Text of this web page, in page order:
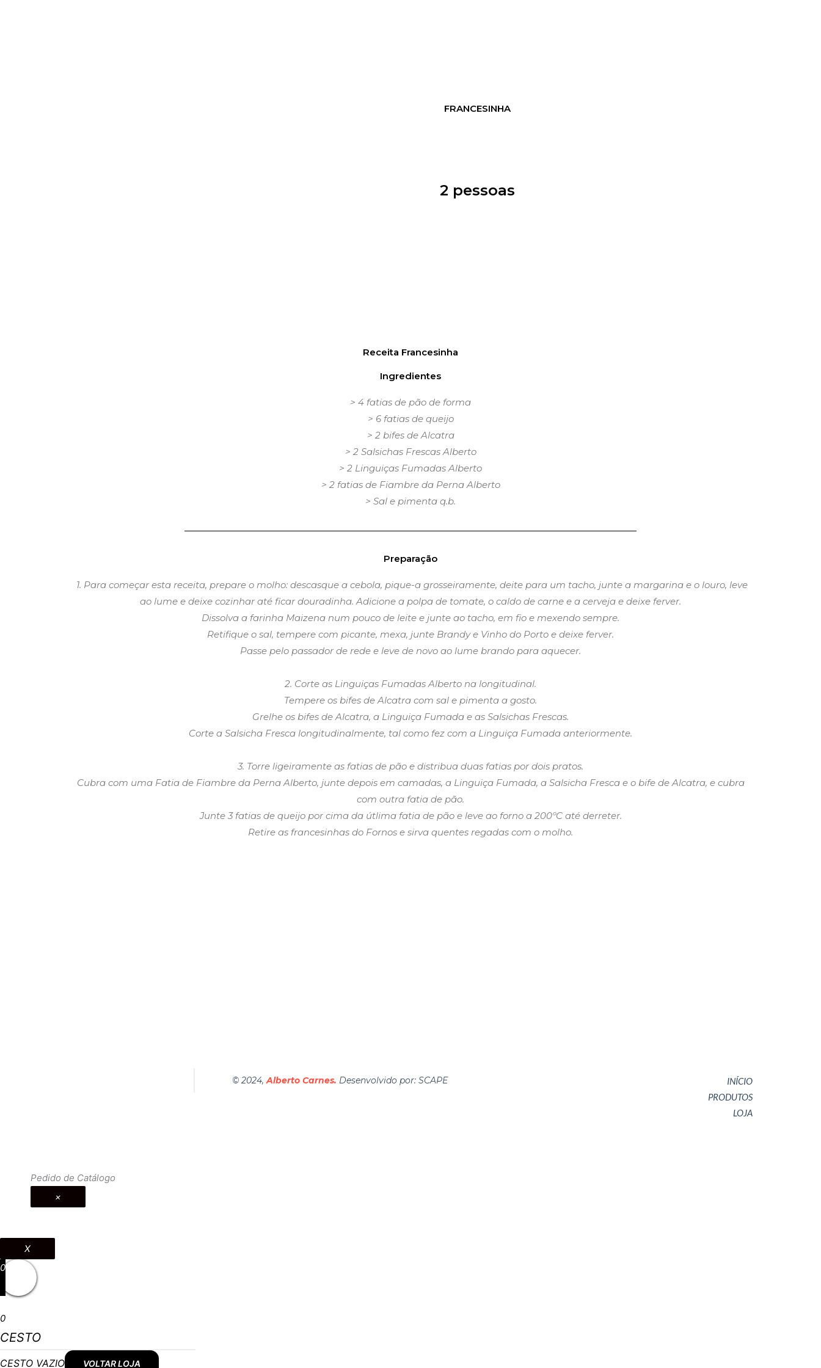
FRANCESINHA
2 pessoas
Receita Francesinha
Ingredientes
> 4 fatias de pão de forma
> 6 fatias de queijo
> 2 bifes de Alcatra
> 2 Salsichas Frescas Alberto
> 2 Linguiças Fumadas Alberto
> 2 fatias de Fiambre da Perna Alberto
> Sal e pimenta q.b.
Preparação
1. Para começar esta receita, prepare o molho: descasque a cebola, pique-a grosseiramente, deite para um tacho, junte a margarina e o louro, leve
ao lume e deixe cozinhar até ficar douradinha. Adicione a polpa de tomate, o caldo de carne e a cerveja e deixe ferver.
Dissolva a farinha Maizena num pouco de leite e junte ao tacho, em fio e mexendo sempre.
Retifique o sal, tempere com picante, mexa, junte Brandy e Vinho do Porto e deixe ferver.
Passe pelo passador de rede e leve de novo ao lume brando para aquecer.
2. Corte as Linguiças Fumadas Alberto na longitudinal.
Tempere os bifes de Alcatra com sal e pimenta a gosto.
Grelhe os bifes de Alcatra, a Linguiça Fumada e as Salsichas Frescas.
Corte a Salsicha Fresca longitudinalmente, tal como fez com a Linguiça Fumada anteriormente.
3. Torre ligeiramente as fatias de pão e distribua duas fatias por dois pratos.
Cubra com uma Fatia de Fiambre da Perna Alberto, junte depois em camadas, a Linguiça Fumada, a Salsicha Fresca e o bife de Alcatra, e cubra
com outra fatia de pão.
Junte 3 fatias de queijo por cima da útlima fatia de pão e leve ao forno a 200ºC até derreter.
Retire as francesinhas do Fornos e sirva quentes regadas com o molho.
© 2024,Alberto Carnes. Desenvolvido por: SCAPE
INÍCIO
PRODUTOS
LOJA
Pedido de Catálogo
×
X
0
0
CESTO
CESTO VAZIO VOLTAR LOJA